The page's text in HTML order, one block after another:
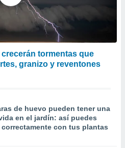
tormentas que
granizo y reventones
de huevo pueden tener una
en el jardín: así puedes
con tus plantas